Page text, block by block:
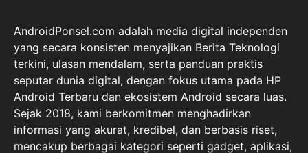
AndroidPonsel.com adalah media digital independen
yang secara konsisten menyajikan Berita Teknologi
terkini, ulasan mendalam, serta panduan praktis
seputar dunia digital, dengan fokus utama pada HP
Android Terbaru dan ekosistem Android secara luas.
Sejak 2018, kami berkomitmen menghadirkan
informasi yang akurat, kredibel, dan berbasis riset,
mencakup berbagai kategori seperti gadget, aplikasi,